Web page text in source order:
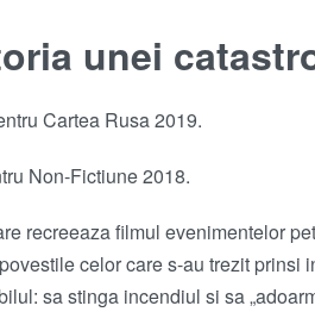
unei
Cartea Rusa 2019.
Non-Fictiune 2018.
recreeaza filmul evenimentelor
celor care s-au trezit
sa stinga incendiul si sa